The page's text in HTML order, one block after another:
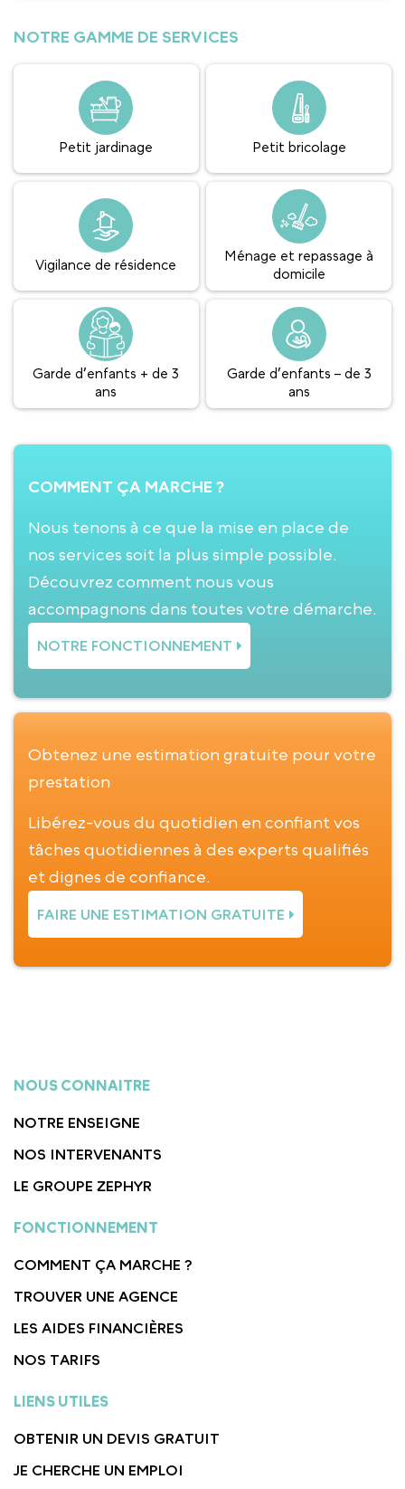
NOTRE GAMME DE SERVICES
Petit jardinage Petit bricolage
Vigilance de résidence
Ménage et repassage à
domicile
Garde d’enfants + de 3
ans
Garde d’enfants – de 3
ans
COMMENT ÇA MARCHE ?
Nous tenons à ce que la mise en place de
nos services soit la plus simple possible.
Découvrez comment nous vous
accompagnons dans toutes votre démarche.
NOTRE FONCTIONNEMENT
Obtenez une estimation gratuite pour votre
prestation
Libérez-vous du quotidien en confiant vos
tâches quotidiennes à des experts qualifiés
et dignes de confiance.
FAIRE UNE ESTIMATION GRATUITE
NOUS CONNAITRE
NOTRE ENSEIGNE
NOS INTERVENANTS
LE GROUPE ZEPHYR
FONCTIONNEMENT
COMMENT ÇA MARCHE ?
TROUVER UNE AGENCE
LES AIDES FINANCIÈRES
NOS TARIFS
LIENS UTILES
OBTENIR UN DEVIS GRATUIT
JE CHERCHE UN EMPLOI